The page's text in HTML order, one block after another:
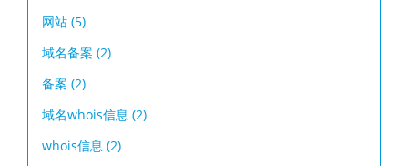
网站 (5)
域名备案 (2)
备案 (2)
域名whois信息 (2)
whois信息 (2)